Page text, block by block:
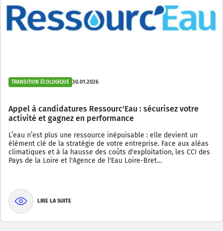
TRANSITION ÉCOLOGIQUE 30.01.2026
Appel à candidatures Ressourc'Eau : sécurisez votre
activité et gagnez en performance
L’eau n’est plus une ressource inépuisable : elle devient un
élément clé de la stratégie de votre entreprise. Face aux aléas
climatiques et à la hausse des coûts d'exploitation, les CCI des
Pays de la Loire et l'Agence de l'Eau Loire-Bret…
LIRE LA SUITE